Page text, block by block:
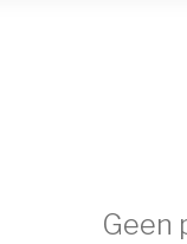
Geen